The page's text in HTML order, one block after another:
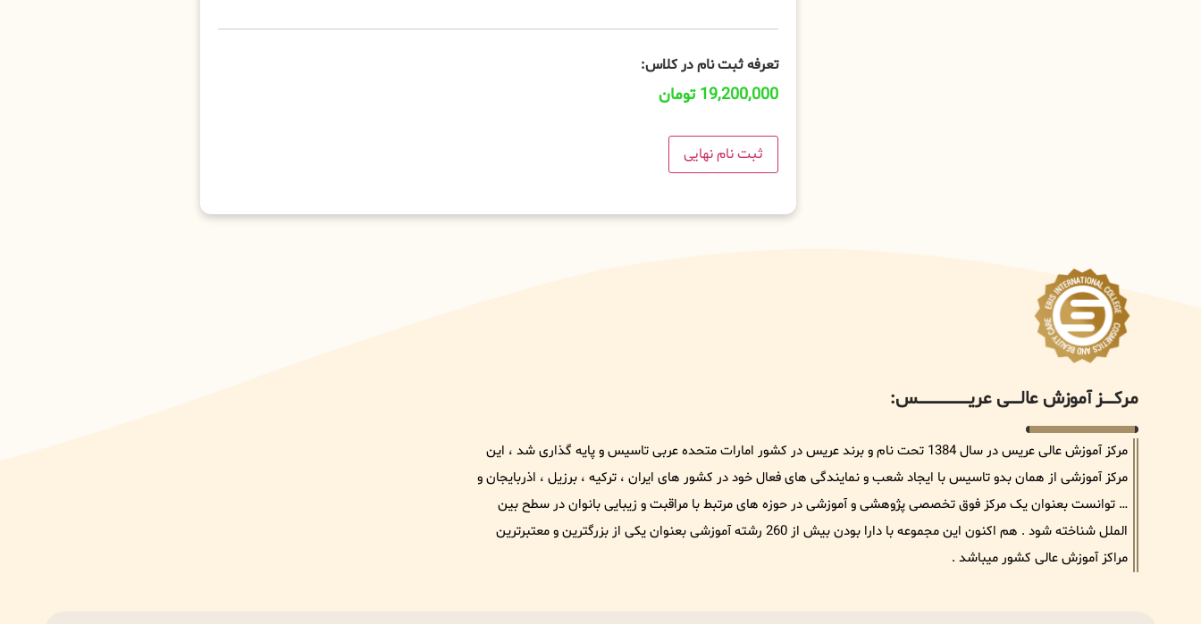
تعرفه ثبت نام در کلاس:
19,200,000 تومان
مرکــــــز آموزش عالــــــی عریــــــــــــــــــــــــــــس:
مرکز آموزش عالی عریس در سال 1384 تحت نام و برند عریس در کشور امارات متحده عربی تاسیس و پایه گذاری شد ، این
مرکز آموزشی از همان بدو تاسیس با ایجاد شعب و نمایندگی های فعال خود در کشور های ایران ، ترکیه ، برزیل ، اذربایجان و
… توانست بعنوان یک مرکز فوق تخصصی پژوهشی و آموزشی در حوزه های مرتبط با مراقبت و زیبایی بانوان در سطح بین
الملل شناخته شود . هم اکنون این مجموعه با دارا بودن بیش از 260 رشته آموزشی بعنوان یکی از بزرگترین و معتبرترین
مراکز آموزش عالی کشور میباشد .